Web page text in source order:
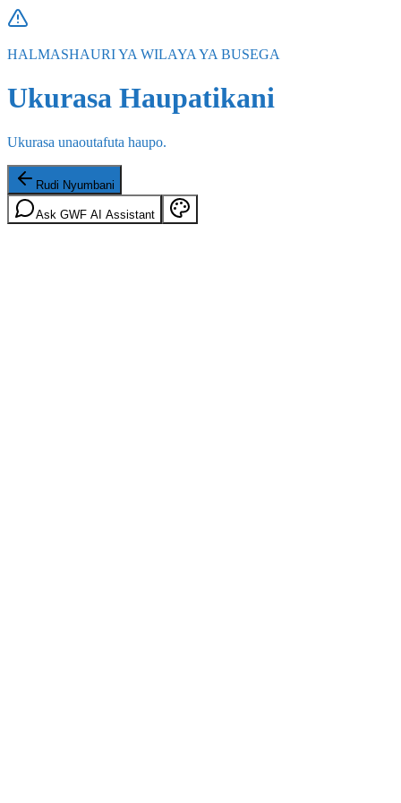
HALMASHAURI YA WILAYA YA BUSEGA
Ukurasa Haupatikani
Ukurasa unaoutafuta haupo.
Rudi Nyumbani
Ask GWF AI Assistant